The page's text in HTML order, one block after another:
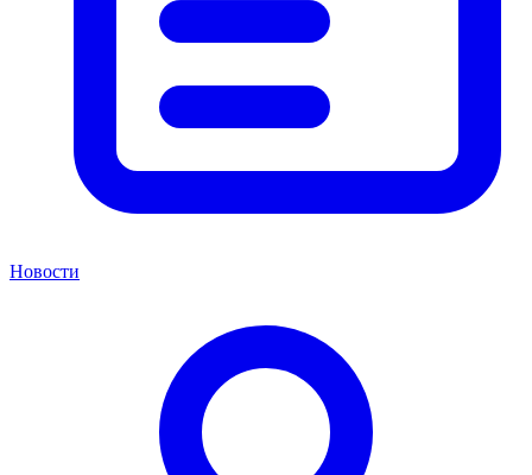
Новости